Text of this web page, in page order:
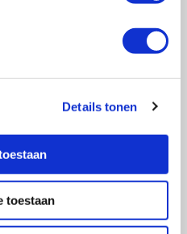
Details tonen
toestaan